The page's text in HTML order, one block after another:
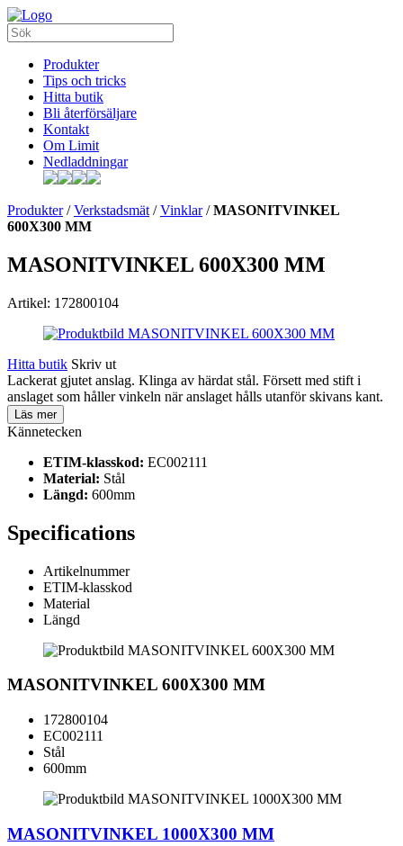
Produkter
Tips och tricks
Hitta butik
Bli återförsäljare
Kontakt
Om Limit
Nedladdningar
Produkter/Verkstadsmät /Vinklar/MASONITVINKEL
600X300 MM
MASONITVINKEL 600X300 MM
Artikel: 172800104
Hitta butik Skriv ut
Lackerat gjutet anslag. Klinga av härdat stål. Försett med stift i
anslaget som håller vinkeln när anslaget hålls utanför skivans kant.
Läs mer
Kännetecken
ETIM-klasskod: EC002111
Material: Stål
Längd: 600mm
Specifications
Artikelnummer
ETIM-klasskod
Material
Längd
MASONITVINKEL 600X300 MM
172800104
EC002111
Stål
600mm
MASONITVINKEL 1000X300 MM